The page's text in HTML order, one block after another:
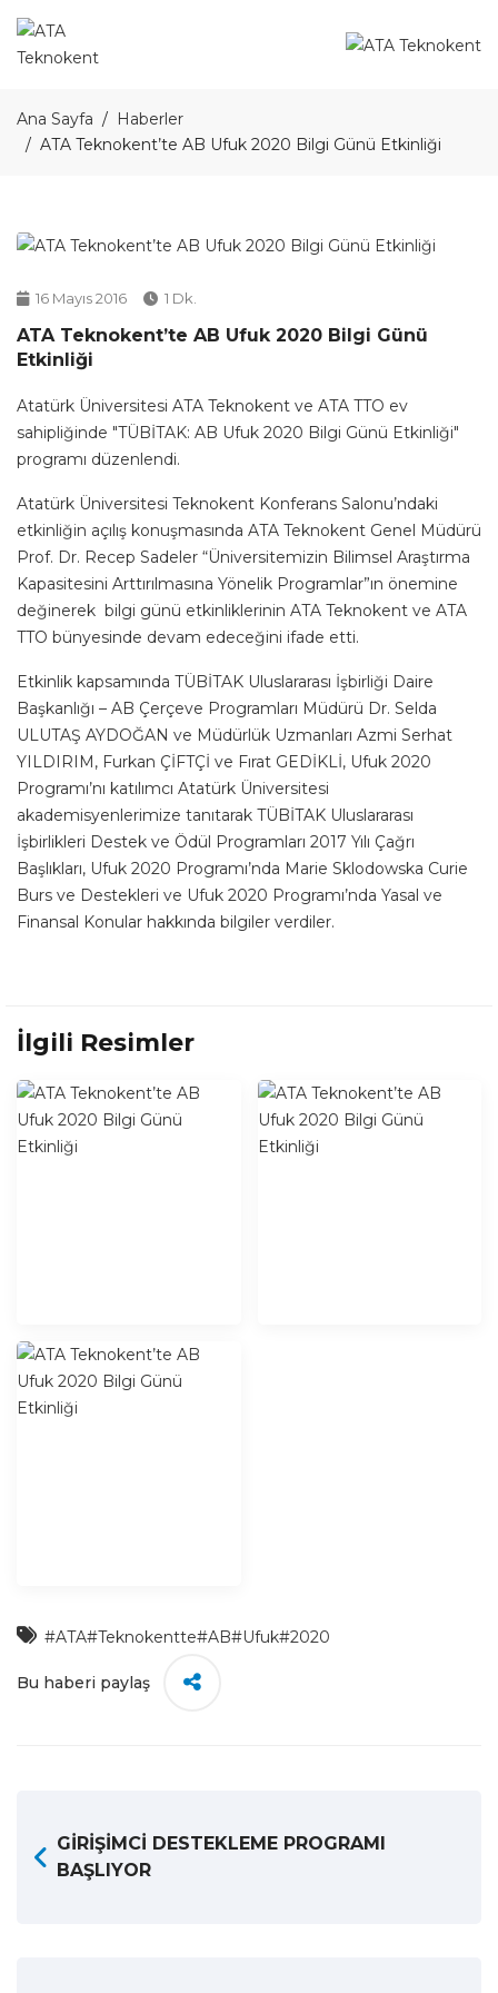
Ana Sayfa
Haberler
ATA Teknokent’te AB Ufuk 2020 Bilgi Günü Etkinliği
16 Mayıs 2016 1 Dk.
ATA Teknokent’te AB Ufuk 2020 Bilgi Günü
Etkinliği
Atatürk Üniversitesi ATA Teknokent ve ATA TTO ev
sahipliğinde "TÜBİTAK: AB Ufuk 2020 Bilgi Günü Etkinliği"
programı düzenlendi.
Atatürk Üniversitesi Teknokent Konferans Salonu’ndaki
etkinliğin açılış konuşmasında ATA Teknokent Genel Müdürü
Prof. Dr. Recep Sadeler “Üniversitemizin Bilimsel Araştırma
Kapasitesini Arttırılmasına Yönelik Programlar”ın önemine
değinerek bilgi günü etkinliklerinin ATA Teknokent ve ATA
TTO bünyesinde devam edeceğini ifade etti.
Etkinlik kapsamında TÜBİTAK Uluslararası İşbirliği Daire
Başkanlığı – AB Çerçeve Programları Müdürü Dr. Selda
ULUTAŞ AYDOĞAN ve Müdürlük Uzmanları Azmi Serhat
YILDIRIM, Furkan ÇİFTÇİ ve Fırat GEDİKLİ, Ufuk 2020
Programı’nı katılımcı Atatürk Üniversitesi
akademisyenlerimize tanıtarak TÜBİTAK Uluslararası
İşbirlikleri Destek ve Ödül Programları 2017 Yılı Çağrı
Başlıkları, Ufuk 2020 Programı’nda Marie Sklodowska Curie
Burs ve Destekleri ve Ufuk 2020 Programı’nda Yasal ve
Finansal Konular hakkında bilgiler verdiler.
İlgili Resimler
#ATA#Teknokentte#AB#Ufuk#2020
Bu haberi paylaş
GİRİŞİMCİ DESTEKLEME PROGRAMI
BAŞLIYOR